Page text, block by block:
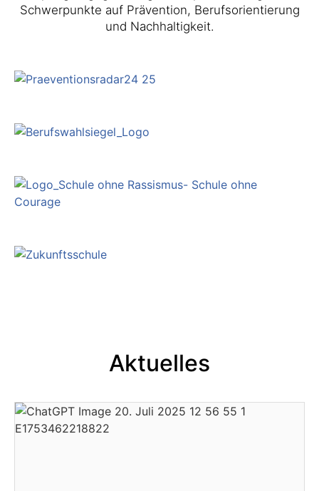
Schwerpunkte auf Prävention, Berufsorientierung
und Nachhaltigkeit.
Aktuelles